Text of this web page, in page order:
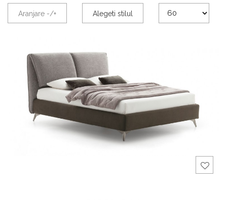
Aranjare -/+ Alegeti stilul